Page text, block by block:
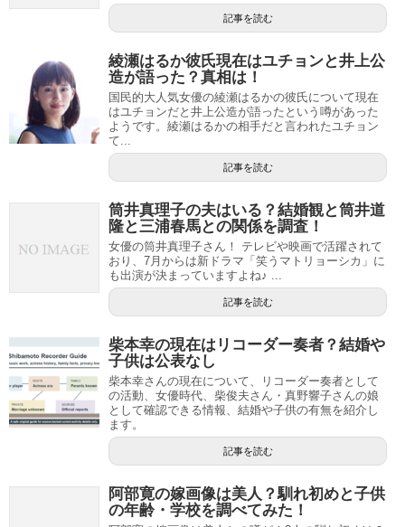
記事を読む
綾瀬はるか彼氏現在はユチョンと井上公
造が語った？真相は！
国民的大人気女優の綾瀬はるかの彼氏について現在
はユチョンだと井上公造が語ったという噂があった
ようです。綾瀬はるかの相手だと言われたユチョン
て...
記事を読む
筒井真理子の夫はいる？結婚観と筒井道
隆と三浦春馬との関係を調査！
女優の筒井真理子さん！ テレビや映画で活躍されて
おり、7月からは新ドラマ「笑うマトリョーシカ」に
も出演が決まっていますよね♪ ...
記事を読む
柴本幸の現在はリコーダー奏者？結婚や
子供は公表なし
柴本幸さんの現在について、リコーダー奏者として
の活動、女優時代、柴俊夫さん・真野響子さんの娘
として確認できる情報、結婚や子供の有無を紹介し
ます。
記事を読む
阿部寛の嫁画像は美人？馴れ初めと子供
の年齢・学校を調べてみた！